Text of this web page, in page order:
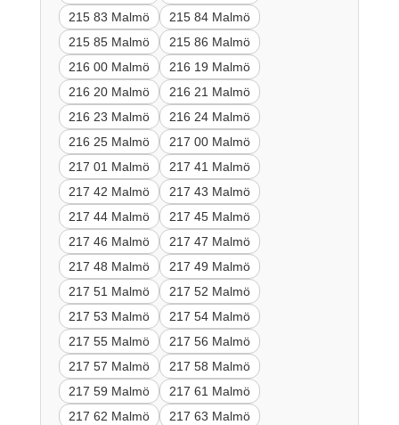
215 83 Malmö
215 84 Malmö
215 85 Malmö
215 86 Malmö
216 00 Malmö
216 19 Malmö
216 20 Malmö
216 21 Malmö
216 23 Malmö
216 24 Malmö
216 25 Malmö
217 00 Malmö
217 01 Malmö
217 41 Malmö
217 42 Malmö
217 43 Malmö
217 44 Malmö
217 45 Malmö
217 46 Malmö
217 47 Malmö
217 48 Malmö
217 49 Malmö
217 51 Malmö
217 52 Malmö
217 53 Malmö
217 54 Malmö
217 55 Malmö
217 56 Malmö
217 57 Malmö
217 58 Malmö
217 59 Malmö
217 61 Malmö
217 62 Malmö
217 63 Malmö